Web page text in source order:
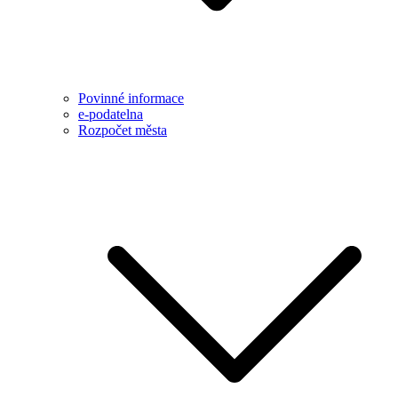
Povinné informace
e-podatelna
Rozpočet města